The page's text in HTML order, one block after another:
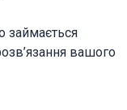
займається
вашого